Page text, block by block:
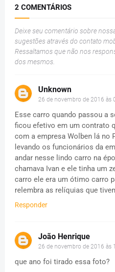
2 COMENTÁRIOS
Deixe seu comentário sobre
sugestões através do contato
Ressaltamos que não nos
dos mesmos.
Unknown
26 de novembro de 2016 às
Esse carro quando passou a
ficou efetivo em um contrato
com a empresa Wolben lá no
levando os funcionários da
andar nesse lindo carro na
chamava Ivan e ele tinha um
carro ele era um ótimo carro
relembra as relíquias que
Responder
João Henrique
26 de novembro de 2016 às
que ano foi tirado essa foto?